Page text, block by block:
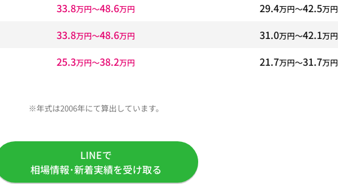
33.8万円〜48.6万円 29.4万円〜42.5万円
33.8万円〜48.6万円 31.0万円〜42.1万円
25.3万円〜38.2万円 21.7万円〜31.7万円
※年式は2006年にて算出しています。
LINEで
相場情報･新着実績を受け取る